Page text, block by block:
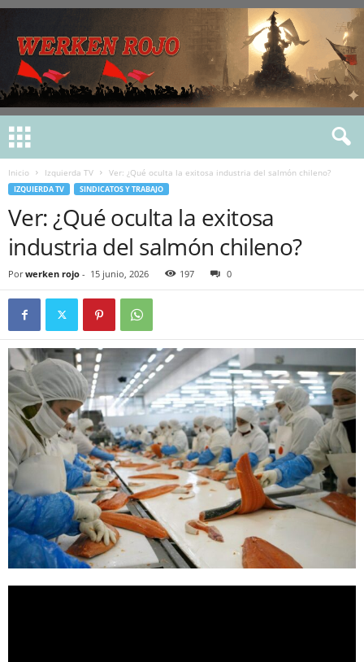
Inicio Izquierda TV Ver: ¿Qué oculta la exitosa industria del salmón chileno?
IZQUIERDA TV SINDICATOS Y TRABAJO
Ver: ¿Qué oculta la exitosa
industria del salmón chileno?
Por werken rojo - 15 junio, 2026 197 0